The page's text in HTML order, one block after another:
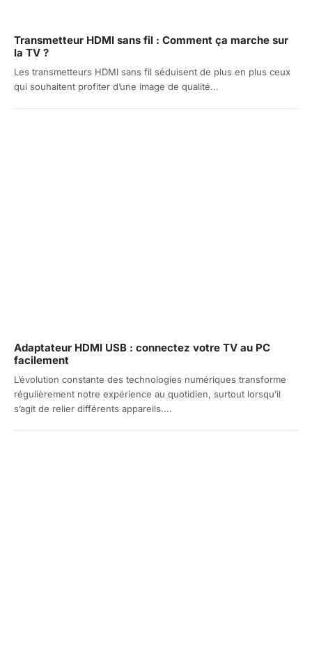
Transmetteur HDMI sans fil : Comment ça marche sur
la TV ?
Les transmetteurs HDMI sans fil séduisent de plus en plus ceux
qui souhaitent profiter d’une image de qualité...
Adaptateur HDMI USB : connectez votre TV au PC
facilement
L’évolution constante des technologies numériques transforme
régulièrement notre expérience au quotidien, surtout lorsqu’il
s’agit de relier différents appareils....